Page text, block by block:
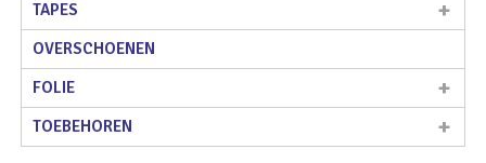
TAPES
OVERSCHOENEN
FOLIE
TOEBEHOREN